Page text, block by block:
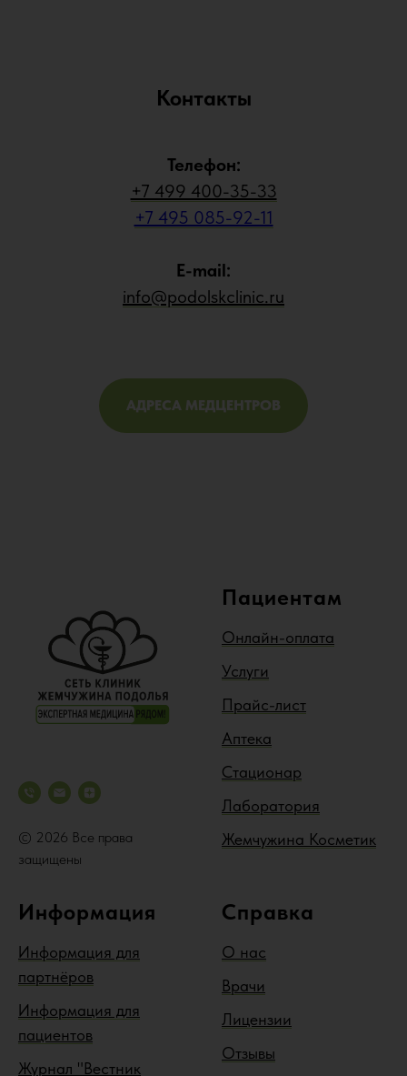
Контакты
Телефон:
+7 499 400-35-33
+7 495 085-92-11
E-mail:
info@podolskclinic.ru
АДРЕСА МЕДЦЕНТРОВ
© 2026 Все права
защищены
Пациентам
Онлайн-оплата
Услуги
Прайс-лист
Аптека
Стационар
Лаборатория
Жемчужина Косметик
Информация
Информация для
партнёров
Информация для
пациентов
Журнал "Вестник
Справка
О нас
Врачи
Лицензии
Отзывы